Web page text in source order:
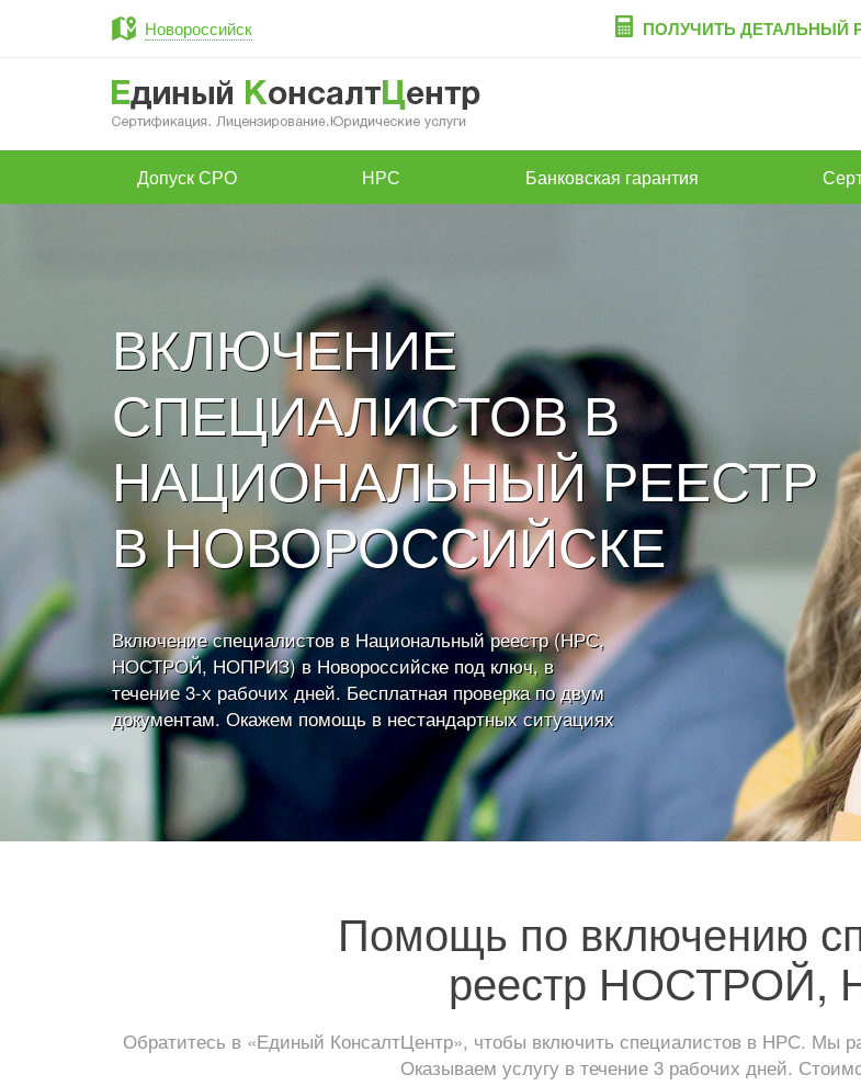
Новороссийск ПОЛУЧИТЬ ДЕТАЛЬНЫЙ
Допуск СРО НРС Банковская гарантия
ВКЛЮЧЕНИЕ
СПЕЦИАЛИСТОВ В
НАЦИОНАЛЬНЫЙ РЕЕСТР
В НОВОРОССИЙСКЕ
Включение специалистов в Национальный реестр (НРС,
НОСТРОЙ, НОПРИЗ) в Новороссийске под ключ, в
течение 3-х рабочих дней. Бесплатная проверка по двум
документам. Окажем помощь в нестандартных ситуациях
Помощь по включению
реестр НОСТРОЙ,
Обратитесь в «Единый КонсалтЦентр», чтобы включить специалистов в НРС. Мы
Оказываем услугу в течение 3 рабочих дней.